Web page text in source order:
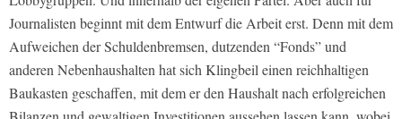
Journalisten beginnt mit dem Entwurf die Arbeit erst. Denn mit dem
Aufweichen der Schuldenbremsen, dutzenden “Fonds” und
anderen Nebenhaushalten hat sich Klingbeil einen reichhaltigen
Baukasten geschaffen, mit dem er den Haushalt nach erfolgreichen